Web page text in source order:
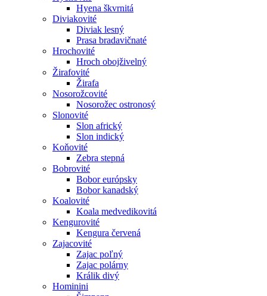
Hyena škvrnitá
Diviakovité
Diviak lesný
Prasa bradavičnaté
Hrochovité
Hroch obojživelný
Žirafovité
Žirafa
Nosorožcovité
Nosorožec ostronosý
Slonovité
Slon africký
Slon indický
Koňovité
Zebra stepná
Bobrovité
Bobor európsky
Bobor kanadský
Koalovité
Koala medvedikovitá
Kengurovité
Kengura červená
Zajacovité
Zajac poľný
Zajac polárny
Králik divý
Hominini